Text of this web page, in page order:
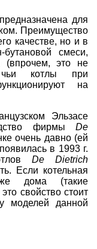
для
Преимущество
качестве, но и в
смеси,
(впрочем, это не
чьи котлы при
на
Эльзасе
фирмы De
очень давно (ей
в 1993 г.
De Dietrich
Если котельная
дома (такие
свойство стоит
моделей данной